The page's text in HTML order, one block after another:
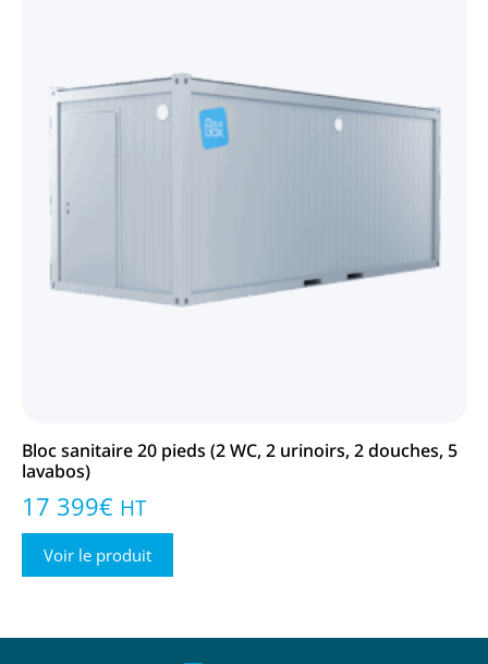
Bloc sanitaire 20 pieds (2 WC, 2 urinoirs, 2 douches, 5
lavabos)
17 399€ HT
Voir le produit